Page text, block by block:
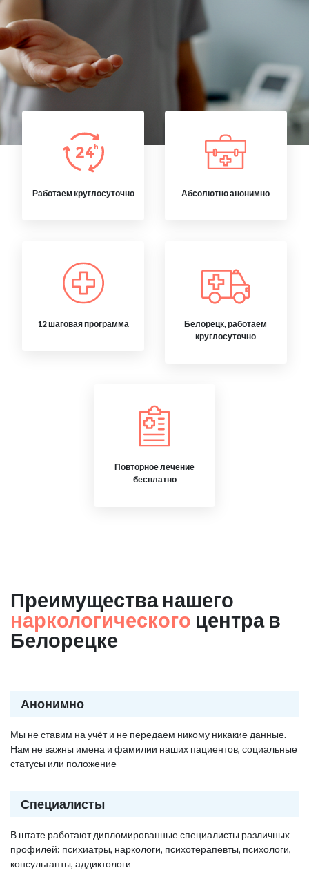
Работаем круглосуточно Абсолютно анонимно
12 шаговая программа
Белорецк, работаем
круглосуточно
Повторное лечение
бесплатно
Преимущества нашего
наркологического центра в
Белорецке
Анонимно
Мы не ставим на учёт и не передаем никому никакие данные.
Нам не важны имена и фамилии наших пациентов, социальные
статусы или положение
Специалисты
В штате работают дипломированные специалисты различных
профилей: психиатры, наркологи, психотерапевты, психологи,
консультанты, аддиктологи